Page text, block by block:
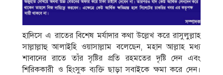
হাদিসে এ রাতের বিশেষ মর্যাদার কথা উল্লেখ করে রাসুলুল্লাহ
সাল্লাল্লাহু আলাইহি ওয়াসাল্লাম বলেছেন, মহান আল্লাহ মধ্য
শাবানের রাতে তাঁর সৃষ্টির প্রতি রহমতের দৃষ্টি দেন এবং
শিরিককারী ও হিংসুক ব্যক্তি ছাড়া সবাইকে ক্ষমা করে দেন।